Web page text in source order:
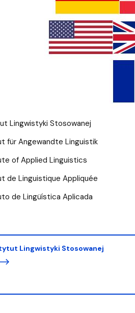
Lingwistyki Stosowanej
für Angewandte Linguistik
of Applied Linguistics
de Linguistique Appliquée
de Lingüística Aplicada
Lingwistyki Stosowanej